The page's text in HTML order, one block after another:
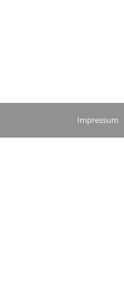
Impressum